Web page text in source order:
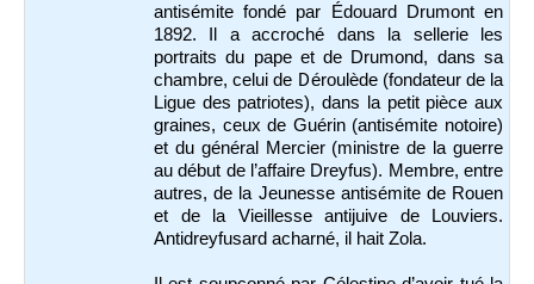
antisémite fondé par Édouard Drumont en
1892. Il a accroché dans la sellerie les
portraits du pape et de Drumond, dans sa
chambre, celui de Déroulède (fondateur de la
Ligue des patriotes), dans la petit pièce aux
graines, ceux de Guérin (antisémite notoire)
et du général Mercier (ministre de la guerre
au début de l’affaire Dreyfus). Membre, entre
autres, de la Jeunesse antisémite de Rouen
et de la Vieillesse antijuive de Louviers.
Antidreyfusard acharné, il hait Zola.